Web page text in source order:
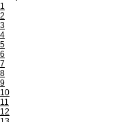
1
2
3
4
5
6
7
8
9
10
11
12